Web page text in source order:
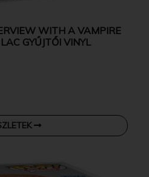
WITH A VAMPIRE
GYŰJTŐI VINYL